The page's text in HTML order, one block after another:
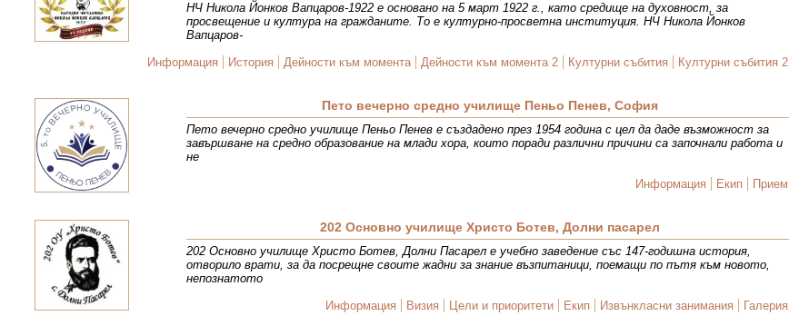
НЧ Никола Йонков Вапцаров-1922 е основано на 5 март 1922 г., като средище на духовност, за
просвещение и култура на гражданите. То е културно-просветна институция. НЧ Никола Йонков
Вапцаров-
Информация
История Дейности към момента Дейности към момента 2 Културни събития Културни събития 2
Пето вечерно средно училище Пеньо Пенев, София
Пето вечерно средно училище Пеньо Пенев е създадено през 1954 година с цел да даде възможност за
завършване на средно образование на млади хора, които поради различни причини са започнали работа и
не
Информация
Екип Прием
202 Основно училище Христо Ботев, Долни пасарел
202 Основно училище Христо Ботев, Долни Пасарел е учебно заведение със 147-годишна история,
отворило врати, за да посрещне своите жадни за знание възпитаници, поемащи по пътя към новото,
непознатото
Информация
Визия Цели и приоритети Екип Извънкласни занимания Галерия